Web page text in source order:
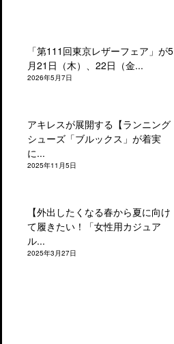
「第111回東京レザーフェア」が5
月21日（木）、22日（金...
2026年5月7日
アキレスが展開する【ランニング
シューズ「ブルックス」が着実
に...
2025年11月5日
【外出したくなる春から夏に向け
て履きたい！「女性用カジュア
ル...
2025年3月27日